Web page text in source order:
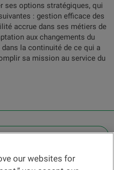
ses options stratégiques, qui
: gestion efficace des
accrue dans ses métiers de
aux changements du
la continuité de ce qui a
sa mission au service du
branch
our websites for